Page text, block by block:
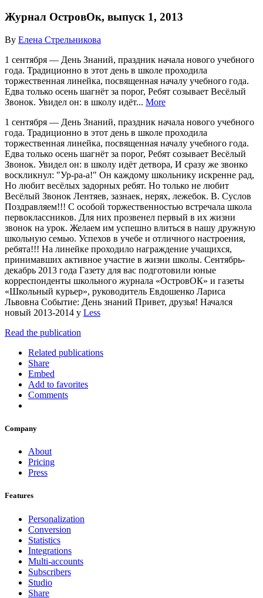
Журнал ОстровОк, выпуск 1, 2013
By Елена Стрельникова
1 сентября — День Знаний, праздник начала нового учебного
года. Традиционно в этот день в школе проходила
торжественная линейка, посвященная началу учебного года.
Едва только осень шагнёт за порог, Ребят созывает Весёлый
Звонок. Увидел он: в школу идёт... More
1 сентября — День Знаний, праздник начала нового учебного
года. Традиционно в этот день в школе проходила
торжественная линейка, посвященная началу учебного года.
Едва только осень шагнёт за порог, Ребят созывает Весёлый
Звонок. Увидел он: в школу идёт детвора, И сразу же звонко
воскликнул: "Ур-ра-а!" Он каждому школьнику искренне рад,
Но любит весёлых задорных ребят. Но только не любит
Весёлый Звонок Лентяев, зазнаек, нерях, лежебок. В. Суслов
Поздравляем!!! С особой торжественностью встречала школа
первоклассников. Для них прозвенел первый в их жизни
звонок на урок. Желаем им успешно влиться в нашу дружную
школьную семью. Успехов в учебе и отличного настроения,
ребята!!! На линейке проходило награждение учащихся,
принимавших активное участие в жизни школы. Сентябрь-
декабрь 2013 года Газету для вас подготовили юные
корреспонденты школьного журнала «ОстровОК» и газеты
«Школьный курьер», руководитель Евдошенко Лариса
Львовна Событие: День знаний Привет, друзья! Начался
новый 2013-2014 у Less
Read the publication
Related publications
Share
Embed
Add to favorites
Comments
Company
About
Pricing
Press
Features
Personalization
Conversion
Statistics
Integrations
Multi-accounts
Subscribers
Studio
Share